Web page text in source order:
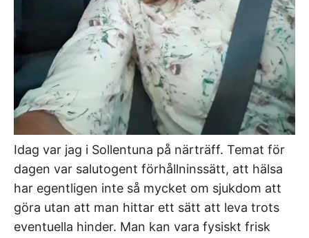
Idag var jag i Sollentuna på närträff. Temat för
dagen var salutogent förhållninssätt, att hälsa
har egentligen inte så mycket om sjukdom att
göra utan att man hittar ett sätt att leva trots
eventuella hinder. Man kan vara fysiskt frisk